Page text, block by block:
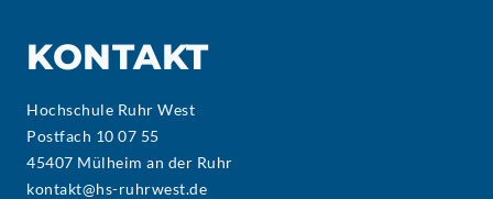
KONTAKT
Hochschule Ruhr West
Postfach 10 07 55
45407 Mülheim an der Ruhr
kontakt@hs-ruhrwest.de